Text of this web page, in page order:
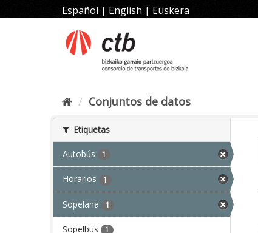
al
Español | English | Euskera
Conjuntos de datos
Etiquetas
Autobús 1
Horarios 1
Sopelana 1
Sopelbus 1